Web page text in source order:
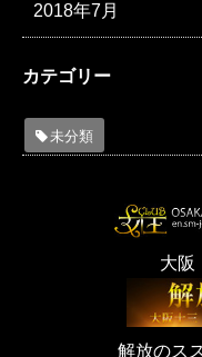
2018年7月
カテゴリー
未分類
大阪
解放のス